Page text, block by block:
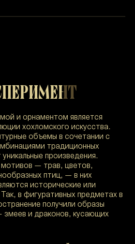
и орнаментом является
хохломского искусства.
объемы в сочетании с
традиционных
произведения.
— трав, цветов,
птиц, — в них
исторические или
в фигуративных предметах в
получили образы
змеев и драконов, кусающих